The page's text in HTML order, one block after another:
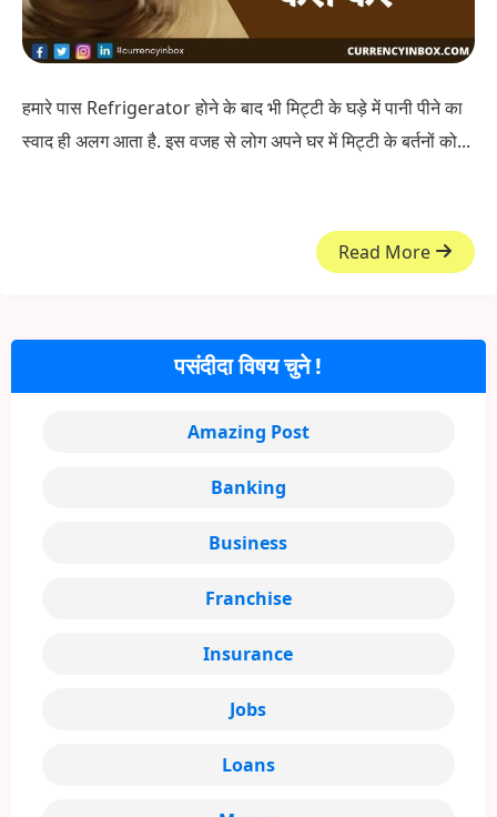
हमारे पास Refrigerator होने के बाद भी मिट्टी के घड़े में पानी पीने का
स्वाद ही अलग आता है. इस वजह से लोग अपने घर में मिट्टी के बर्तनों को...
Read More
पसंदीदा विषय चुने !
Amazing Post
Banking
Business
Franchise
Insurance
Jobs
Loans